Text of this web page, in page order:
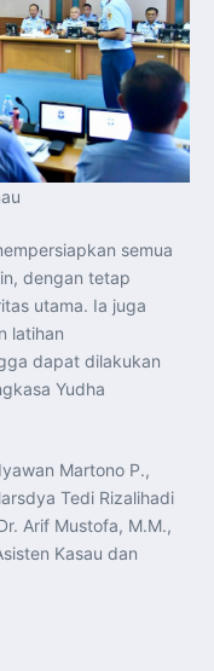
semua
dengan tetap
utama. Ia juga
latihan
dapat dilakukan
Yudha
Martono P.,
Tedi Rizalihadi
Arif Mustofa, M.M.,
Kasau dan